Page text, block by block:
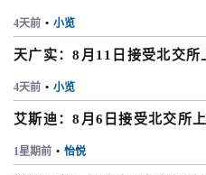
4天前 • 小览
天广实：8月11日接受北交所
4天前 • 小览
艾斯迪：8月6日接受北交所
1星期前 • 怡悦